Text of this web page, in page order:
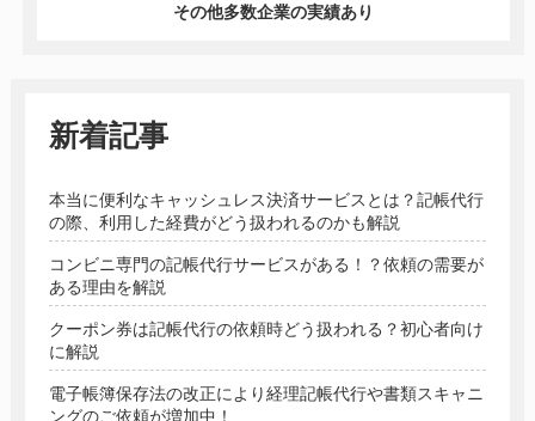
その他多数企業の実績あり
新着記事
本当に便利なキャッシュレス決済サービスとは？記帳代行
の際、利用した経費がどう扱われるのかも解説
コンビニ専門の記帳代行サービスがある！？依頼の需要が
ある理由を解説
クーポン券は記帳代行の依頼時どう扱われる？初心者向け
に解説
電子帳簿保存法の改正により経理記帳代行や書類スキャニ
ングのご依頼が増加中！